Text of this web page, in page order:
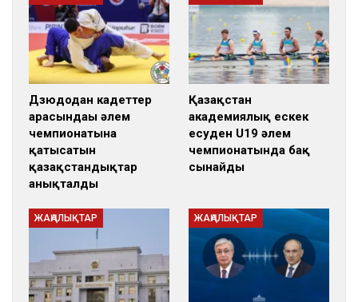
Дзюдодан кадеттер
арасындағы әлем
чемпионатына
қатысатын
қазақстандықтар
анықталды
Қазақстан
академиялық ескек
есуден U19 әлем
чемпионатында бақ
сынайды
ЖАҢАЛЫҚТАР ЖАҢАЛЫҚТАР